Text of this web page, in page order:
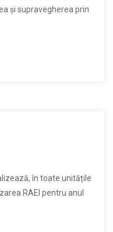
şi supravegherea prin
în toate unitățile
RAEI pentru anul